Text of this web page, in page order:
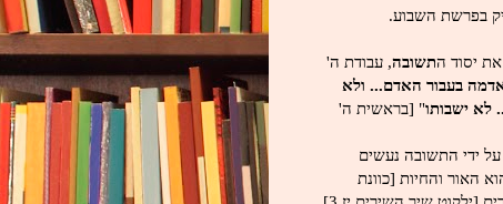
בפרשת השבוע.
יסוד התשובה, עבודת ה'
בעבור האדם... ולא
לא ישבותו" [בראשית ה'
על ידי התשובה נעשים
האור והחיות [כוונת